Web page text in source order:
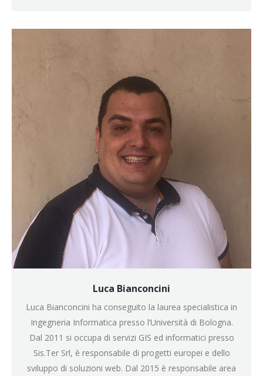
Luca Bianconcini
Luca Bianconcini ha conseguito la laurea specialistica in
Ingegneria Informatica presso l’Università di Bologna.
Dal 2011 si occupa di servizi GIS ed informatici presso
Sis.Ter Srl, è responsabile di progetti europei e dello
sviluppo di soluzioni web. Dal 2015 è responsabile area